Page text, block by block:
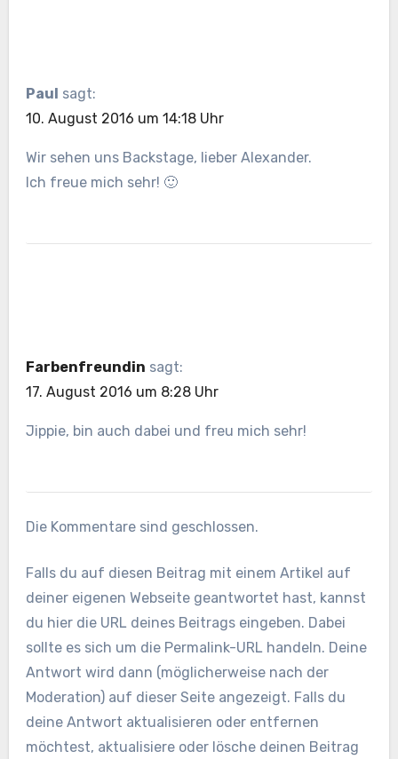
Paul sagt:
10. August 2016 um 14:18 Uhr
Wir sehen uns Backstage, lieber Alexander.
Ich freue mich sehr! 🙂
Farbenfreundin sagt:
17. August 2016 um 8:28 Uhr
Jippie, bin auch dabei und freu mich sehr!
Die Kommentare sind geschlossen.
Falls du auf diesen Beitrag mit einem Artikel auf
deiner eigenen Webseite geantwortet hast, kannst
du hier die URL deines Beitrags eingeben. Dabei
sollte es sich um die Permalink-URL handeln. Deine
Antwort wird dann (möglicherweise nach der
Moderation) auf dieser Seite angezeigt. Falls du
deine Antwort aktualisieren oder entfernen
möchtest, aktualisiere oder lösche deinen Beitrag